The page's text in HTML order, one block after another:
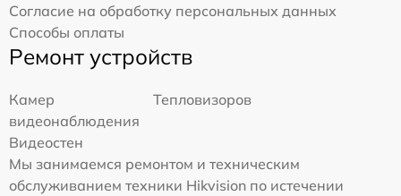
Согласие на обработку персональных данных
Способы оплаты
Ремонт устройств
Камер
видеонаблюдения
Тепловизоров
Видеостен
Мы занимаемся ремонтом и техническим
обслуживанием техники Hikvision по истечении